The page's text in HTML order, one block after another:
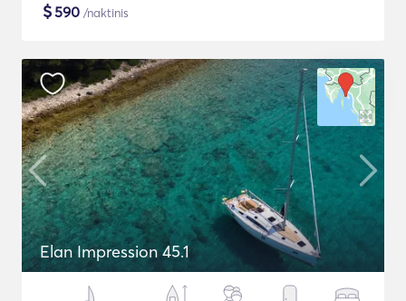
$590 /naktinis
Elan Impression 45.1